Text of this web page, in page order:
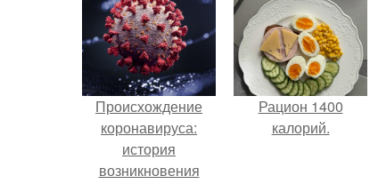
Происхождение
коронавируса:
история
возникновения
Рацион 1400
калорий.